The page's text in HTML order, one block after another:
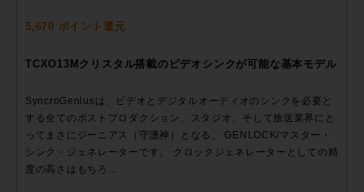
5,670 ポイント還元
TCXO13Mクリスタル搭載のビデオシンクが可能な基本モデル
SyncroGeniusは、ビデオとデジタルオーディオのシンクを必要と
する全てのポストプロダクション、スタジオ、そして放送業界にと
ってまさにジーニアス（守護神）となる、 GENLOCK/マスター・
シンク・ジェネレーターです。 クロックジェネレーターとしての精
度の高さはもちろ…